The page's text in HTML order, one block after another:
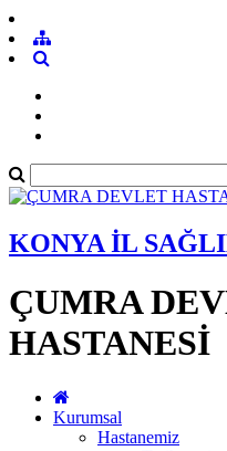
KONYA İL
ÇUMRA
HASTANESİ
Kurumsal
Hastanemiz